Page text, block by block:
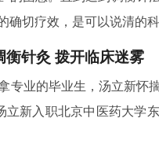
切疗效，是可以说清的科
衡针灸 拨开临床迷雾
专业的毕业生，汤立新怀
立新入职北京中医药大学